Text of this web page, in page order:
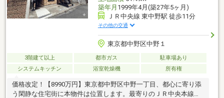
築年月 1999年4月(築27年5ヶ月)
ＪＲ中央線 東中野駅 徒歩11分
その他の交通
東京都中野区中野１
3階建て以上 都市ガス
駐車場あり
システムキッチン
浴室乾燥機 所有権
価格改定！【8990万円】東京都中野区中野一丁目、都心に寄り添
う閑静な住宅街に本物件は位置します。最寄りのＪＲ中央本線・